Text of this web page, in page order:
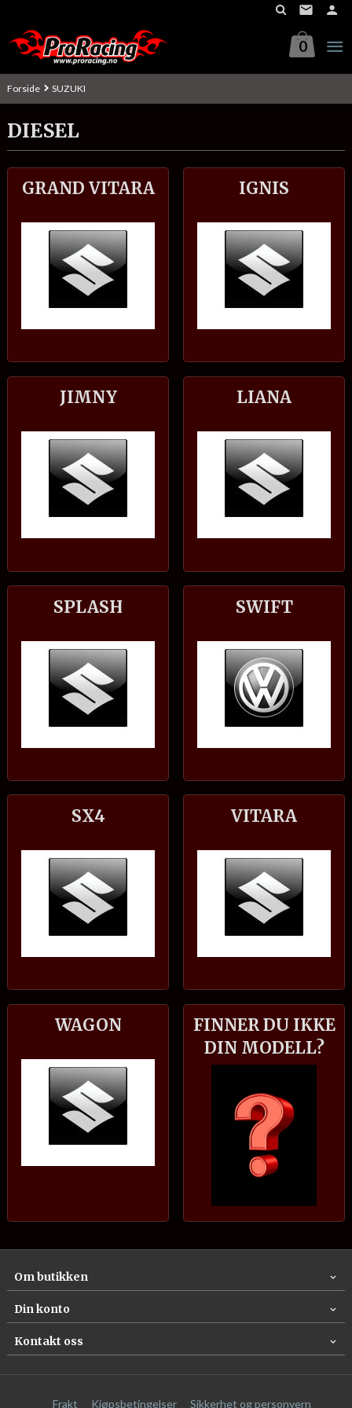
innholdet
0
Forside SUZUKI
DIESEL
GRAND VITARA IGNIS
JIMNY LIANA
SPLASH SWIFT
SX4 VITARA
WAGON
FINNER DU IKKE
DIN MODELL?
Om butikken
Din konto
Kontakt oss
Frakt Kjøpsbetingelser Sikkerhet og personvern